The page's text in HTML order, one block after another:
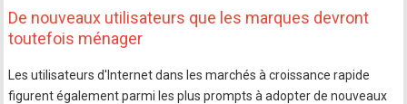
De nouveaux utilisateurs que les marques devront
toutefois ménager
Les utilisateurs d'Internet dans les marchés à croissance rapide
figurent également parmi les plus prompts à adopter de nouveaux